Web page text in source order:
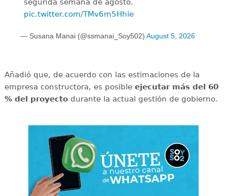
segunda semana de agosto.
pic.twitter.com/TMv6m5Hhie
— Susana Manai (@ssmanai_Soy502) August 5, 2026
Añadió que, de acuerdo con las estimaciones de la
empresa constructora, es posible ejecutar más del 60
% del proyectodurante la actual gestión de gobierno.